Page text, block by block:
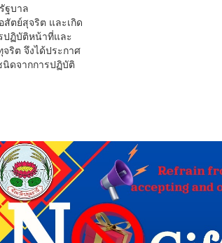
ฐบาล
สัตย์สุจริต และเกิด
ปฏิบัติหน้าที่และ
ริต จึงได้ประกาศ
นิดจากการปฏิบัติ